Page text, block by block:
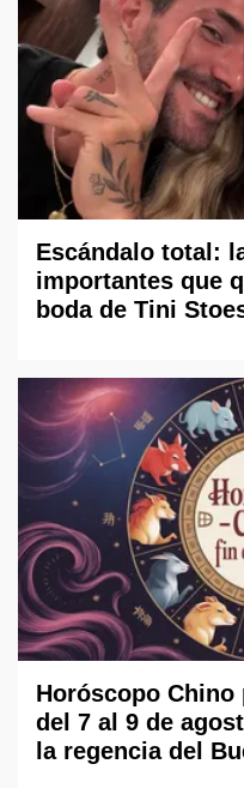
Escándalo total:
importantes que
boda de Tini
Horóscopo Chino
del 7 al 9 de
la regencia del